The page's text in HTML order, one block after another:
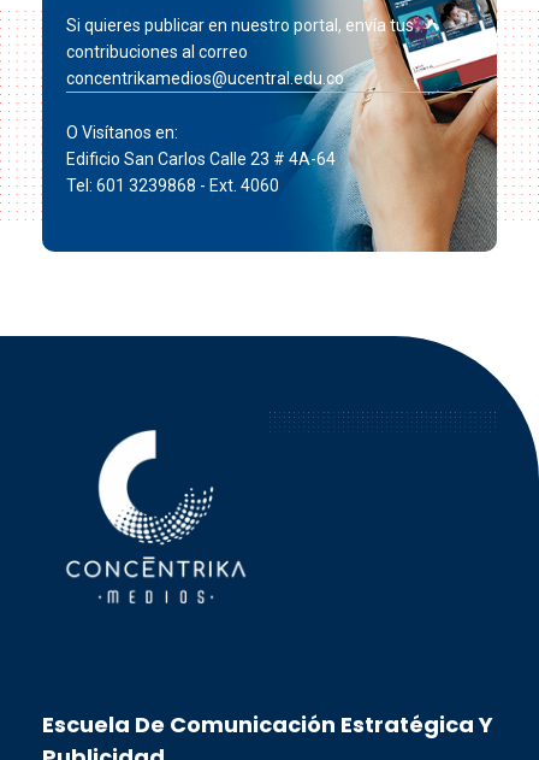
Si quieres publicar en nuestro portal, envía tus
contribuciones al correo
concentrikamedios@ucentral.edu.co
O Visítanos en:
Edificio San Carlos Calle 23 # 4A-64
Tel: 601 3239868 - Ext. 4060
Escuela De Comunicación Estratégica Y